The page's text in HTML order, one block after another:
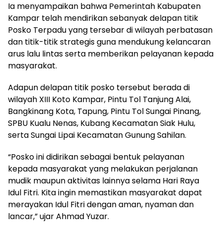
Ia menyampaikan bahwa Pemerintah Kabupaten
Kampar telah mendirikan sebanyak delapan titik
Posko Terpadu yang tersebar di wilayah perbatasan
dan titik-titik strategis guna mendukung kelancaran
arus lalu lintas serta memberikan pelayanan kepada
masyarakat.
Adapun delapan titik posko tersebut berada di
wilayah XIII Koto Kampar, Pintu Tol Tanjung Alai,
Bangkinang Kota, Tapung, Pintu Tol Sungai Pinang,
SPBU Kualu Nenas, Kubang Kecamatan Siak Hulu,
serta Sungai Lipai Kecamatan Gunung Sahilan.
“Posko ini didirikan sebagai bentuk pelayanan
kepada masyarakat yang melakukan perjalanan
mudik maupun aktivitas lainnya selama Hari Raya
Idul Fitri. Kita ingin memastikan masyarakat dapat
merayakan Idul Fitri dengan aman, nyaman dan
lancar,” ujar Ahmad Yuzar.